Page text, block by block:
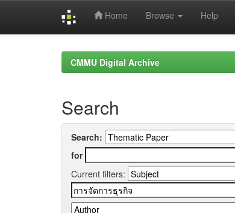
Home Browse Help
CMMU Digital Archive
Search
Search:
for
Current filters: